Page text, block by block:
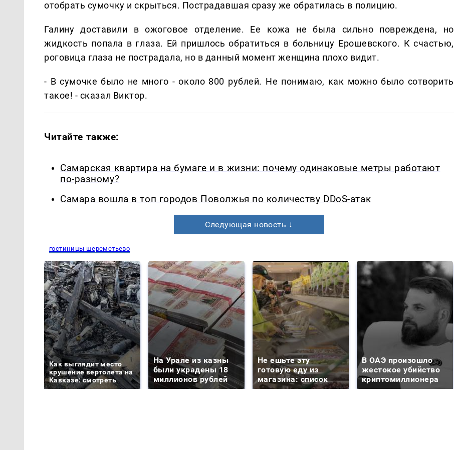
отобрать сумочку и скрыться. Пострадавшая сразу же обратилась в полицию.
Галину доставили в ожоговое отделение. Ее кожа не была сильно повреждена, но
жидкость попала в глаза. Ей пришлось обратиться в больницу Ерошевского. К счастью,
роговица глаза не пострадала, но в данный момент женщина плохо видит.
- В сумочке было не много - около 800 рублей. Не понимаю, как можно было сотворить
такое! - сказал Виктор.
Читайте также:
Самарская квартира на бумаге и в жизни: почему одинаковые метры работают
по-разному?
Самара вошла в топ городов Поволжья по количеству DDoS-атак
Следующая новость ↓
гостиницы шереметьево
Как выглядит место
крушение вертолета на
Кавказе: смотреть
На Урале из казны
были украдены 18
миллионов рублей
Не ешьте эту
готовую еду из
магазина: список
В ОАЭ произошло
жестокое убийство
криптомиллионера